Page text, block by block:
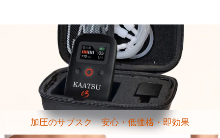
加圧のサブスク 安心・低価格・即効果